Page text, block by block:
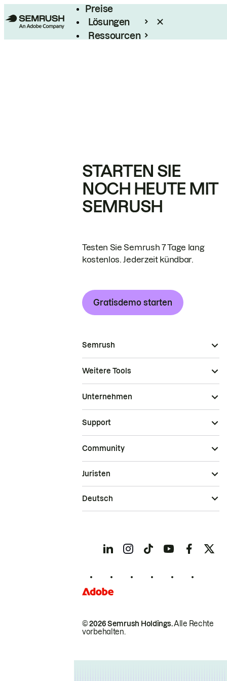
Preise
Lösungen
Ressourcen
STARTEN SIE
NOCH HEUTE MIT
SEMRUSH
Testen Sie Semrush 7 Tage lang
kostenlos. Jederzeit kündbar.
Gratisdemo starten
Semrush
Weitere Tools
Unternehmen
Support
Community
© 2026 Semrush Holdings.Alle Rechte
vorbehalten.
Juristen
Deutsch